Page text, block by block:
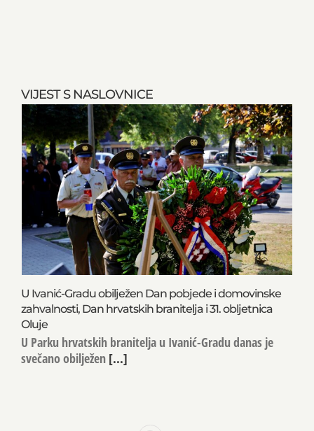
VIJEST S NASLOVNICE
U Ivanić-Gradu obilježen Dan pobjede i domovinske
zahvalnosti, Dan hrvatskih branitelja i 31. obljetnica
Oluje
U Parku hrvatskih branitelja u Ivanić-Gradu danas je
svečano obilježen [...]